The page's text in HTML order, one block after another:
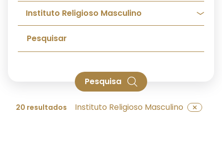
Pesquisa
20 resultados Instituto Religioso Masculino